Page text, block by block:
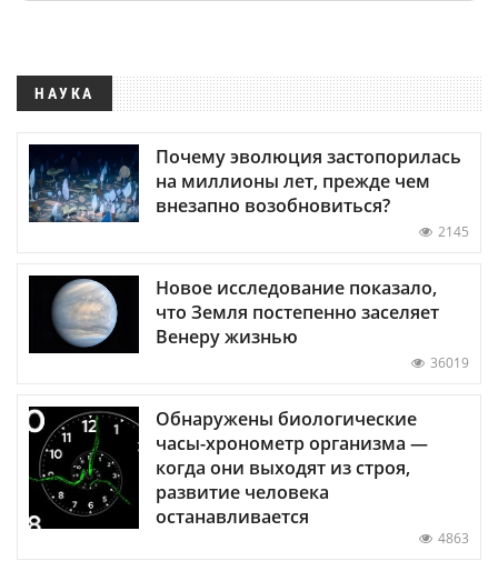
НАУКА
Почему эволюция застопорилась
на миллионы лет, прежде чем
внезапно возобновиться?
2145
Новое исследование показало,
что Земля постепенно заселяет
Венеру жизнью
36019
Обнаружены биологические
часы-хронометр организма —
когда они выходят из строя,
развитие человека
останавливается
4863